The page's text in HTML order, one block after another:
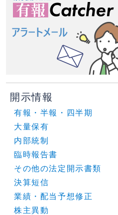
開示情報
有報・半報・四半期
大量保有
内部統制
臨時報告書
その他の法定開示書類
決算短信
業績・配当予想修正
株主異動